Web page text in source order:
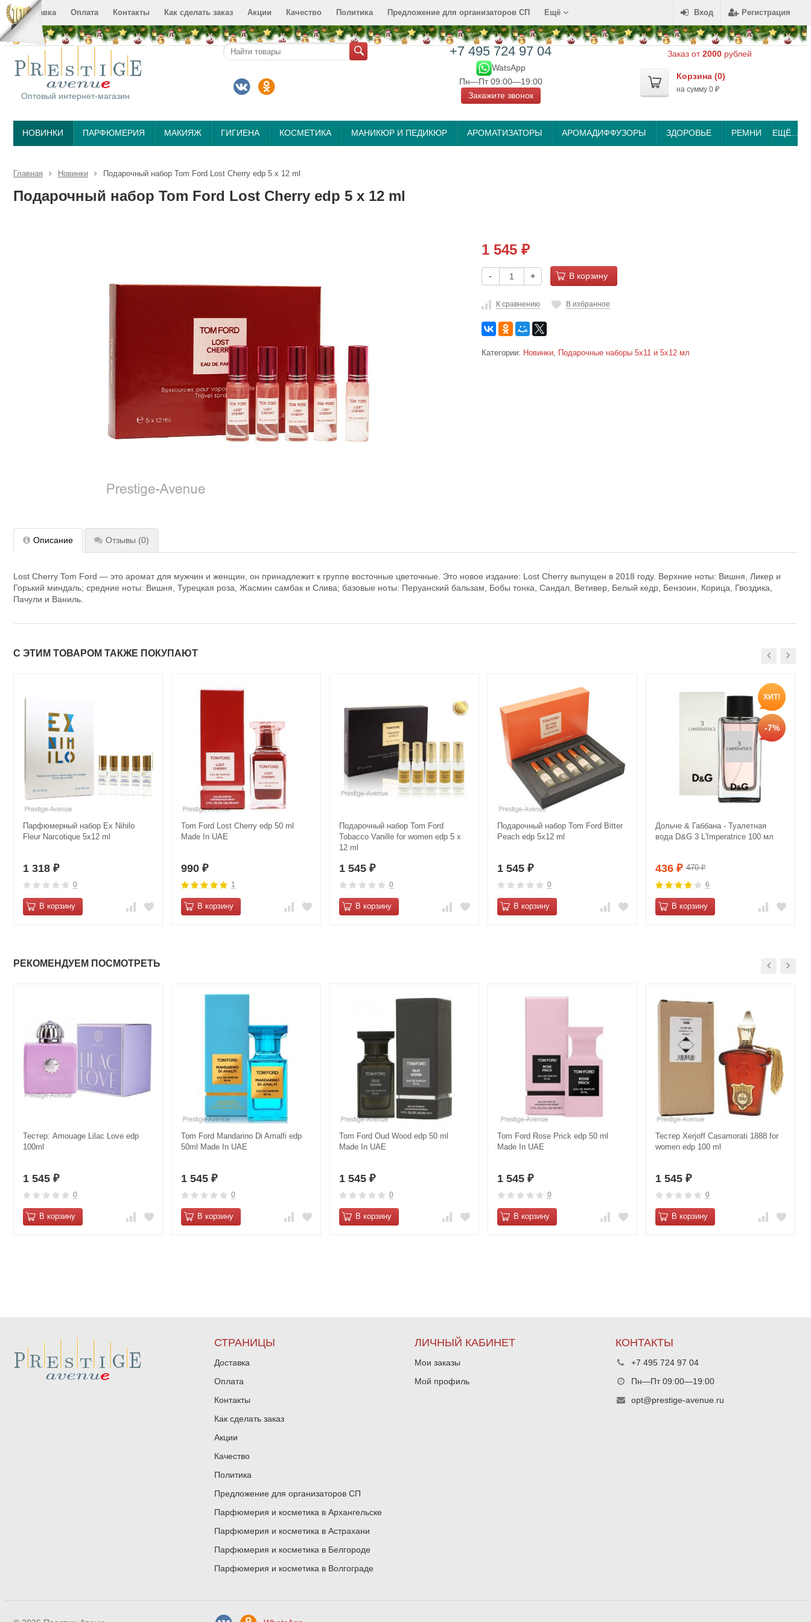
Вход Регистрация
Доставка Оплата Контакты Как сделать заказ Акции Качество Политика Предложение для организаторов СП Ещё
Оптовый интернет-магазин
+7 495 724 97 04
WatsApp
Пн—Пт 09:00—19:00
Закажите звонок
Заказ от2000 рублей
Корзина (0)
на сумму 0 ₽
НОВИНКИ ПАРФЮМЕРИЯ МАКИЯЖ ГИГИЕНА КОСМЕТИКА МАНИКЮР И ПЕДИКЮР АРОМАТИЗАТОРЫ АРОМАДИФФУЗОРЫ ЗДОРОВЬЕ РЕМНИ ЕЩЁ...
Главная Новинки Подарочный набор Tom Ford Lost Cherry edp 5 x 12 ml
Подарочный набор Tom Ford Lost Cherry edp 5 x 12 ml
1 545 ₽
- + В корзину
К сравнению В избранное
Категории: Новинки, Подарочные наборы 5x11 и 5х12 мл
Описание Отзывы (0)
Lost Cherry Tom Ford — это аромат для мужчин и женщин, он принадлежит к группе восточные цветочные. Это новое издание: Lost Cherry выпущен в 2018 году. Верхние ноты: Вишня, Ликер и
Горький миндаль; средние ноты: Вишня, Турецкая роза, Жасмин самбак и Слива; базовые ноты: Перуанский бальзам, Бобы тонка, Сандал, Ветивер, Белый кедр, Бензоин, Корица, Гвоздика,
Пачули и Ваниль.
С ЭТИМ ТОВАРОМ ТАКЖЕ ПОКУПАЮТ
Парфюмерный набор Ex Nihilo
Fleur Narcotique 5x12 ml
1 318 ₽
0
В корзину
Tom Ford Lost Cherry edp 50 ml
Made In UAE
990 ₽
1
В корзину
Подарочный набор Tom Ford
Tobacco Vanille for women edp 5 x
12 ml
1 545 ₽
0
В корзину
Подарочный набор Tom Ford Bitter
Peach edp 5x12 ml
1 545 ₽
0
В корзину
ХИТ!
-7%
Дольче & Габбана - Туалетная
вода D&G 3 L'Imperatrice 100 мл
436 ₽ 470₽
6
В корзину
РЕКОМЕНДУЕМ ПОСМОТРЕТЬ
Тестер: Amouage Lilac Love edp
100ml
1 545 ₽
0
В корзину
Tom Ford Mandarino Di Amalfi edp
50ml Made In UAE
1 545 ₽
0
В корзину
Tom Ford Oud Wood edp 50 ml
Made In UAE
1 545 ₽
0
В корзину
Tom Ford Rose Prick edp 50 ml
Made In UAE
1 545 ₽
0
В корзину
Тестер Xerjoff Casamorati 1888 for
women edp 100 ml
1 545 ₽
0
В корзину
СТРАНИЦЫ
Доставка
Оплата
Контакты
Как сделать заказ
Акции
Качество
Политика
Предложение для организаторов СП
Парфюмерия и косметика в Архангельске
Парфюмерия и косметика в Астрахани
Парфюмерия и косметика в Белгороде
Парфюмерия и косметика в Волгограде
ЛИЧНЫЙ КАБИНЕТ
Мои заказы
Мой профиль
КОНТАКТЫ
+7 495 724 97 04
Пн—Пт 09:00—19:00
opt@prestige-avenue.ru